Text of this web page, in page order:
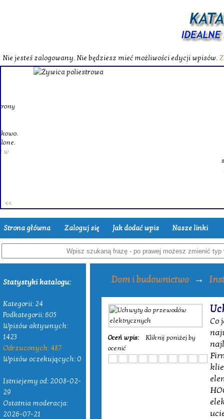
Nie jesteś zalogowany. Nie będziesz mieć możliwości edycji wpisów.
szklanego
Krinex,
Strona główna Zaloguj się Jak dodać wpis Nasze linki
Statystyki katalogu:
Kategorii: 24
Podkategorii: 605
Wpisów aktywnych:
1423
Odrzuconych: 487
Wpisów oczekujących: 0
Istniejemy od: 2008-02-
29
Ostatnia moderacja:
2026-07-21
Dom i budownictwo →
Oceń wpis:
Kliknij poniżej by
ocenić
Co